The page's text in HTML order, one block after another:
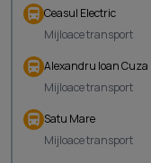
Ceasul Electric
Mijloace transport
Alexandru Ioan Cuza
Mijloace transport
Satu Mare
Mijloace transport